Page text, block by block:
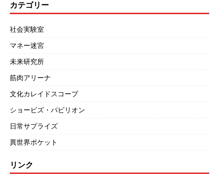
カテゴリー
社会実験室
マネー迷宮
未来研究所
筋肉アリーナ
文化カレイドスコープ
ショービズ・パビリオン
日常サプライズ
異世界ポケット
リンク